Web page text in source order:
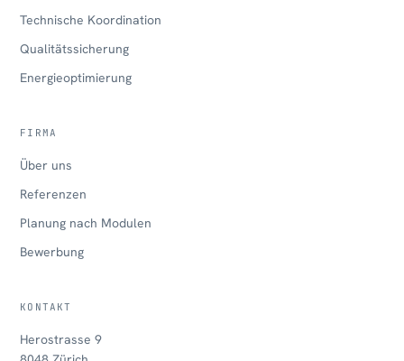
Technische Koordination
Qualitätssicherung
Energieoptimierung
FIRMA
Über uns
Referenzen
Planung nach Modulen
Bewerbung
KONTAKT
Herostrasse 9